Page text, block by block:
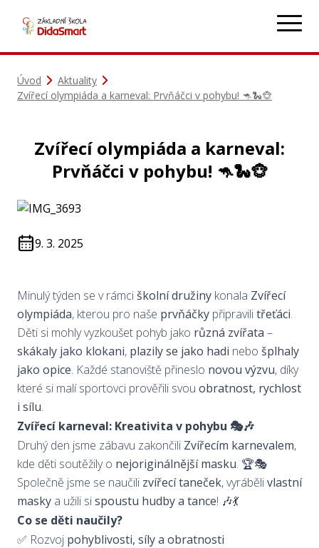
Úvod
Aktuality
Zvířecí olympiáda a karneval: Prvňáčci v pohybu! 🦘🐍🐵
Zvířecí olympiáda a karneval:
Prvňáčci v pohybu! 🦘🐍🐵
9. 3. 2025
Minulý týden se v rámciškolní družiny konala Zvířecí
olympiáda, kterou pro naše prvňáčky připravilitřeťáci.
Děti si mohly vyzkoušet pohyb jako různá zvířata –
skákaly jako klokani, plazily se jako hadi nebo šplhaly
jako opice. Každé stanoviště přineslo novou výzvu, díky
které si malí sportovci prověřili svou obratnost, rychlost
i sílu.
Zvířecí karneval: Kreativita v pohybu 🎭🎶
Druhý den jsme zábavu zakončili Zvířecím karnevalem,
kde děti soutěžily o nejoriginálnější masku. 🏆🎭
Společně jsme se naučili zvířecí taneček, vyrábělivlastní
masky a užili sispoustu hudby a tance! 🎶💃
Co se děti naučily?
✅ Rozvoj pohyblivosti, síly a obratnosti